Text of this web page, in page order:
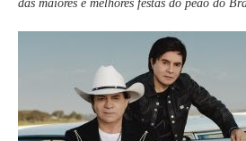
das maiores e melhores festas do peão do